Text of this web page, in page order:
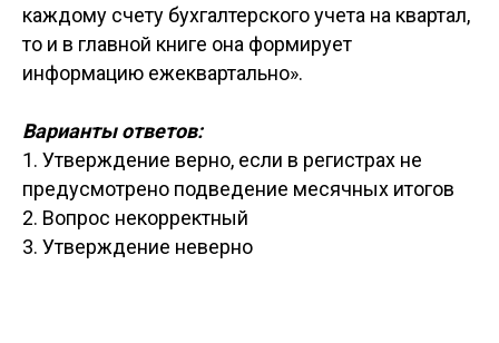
каждому счету бухгалтерского учета на квартал,
то и в главной книге она формирует
информацию ежеквартально».
Варианты ответов:
1. Утверждение верно, если в регистрах не
предусмотрено подведение месячных итогов
2. Вопрос некорректный
3. Утверждение неверно